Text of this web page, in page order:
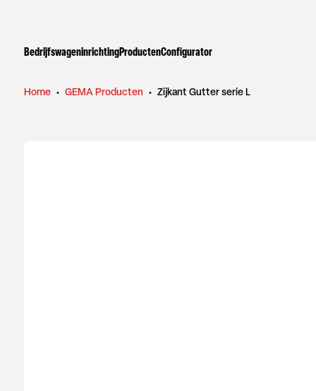
BedrijfswageninrichtingProductenConfigurator
Home • GEMA Producten • Zijkant Gutter serie L